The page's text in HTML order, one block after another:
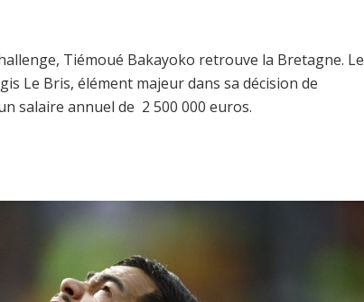
Tiémoué Bakayoko retrouve la Bretagne. Le
Le Bris, élément majeur dans sa décision de
salaire annuel de 2 500 000 euros.